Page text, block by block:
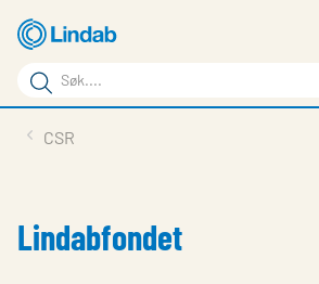
hovedinnhold
Søkeord
Søk
på
CSR
Lindabfondet